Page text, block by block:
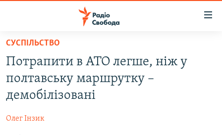
Перейти
основного
матеріалу
до
основної
ВСЕ ЗА ДОБУ
РОСІЙСЬКА «ФІЛЬТРАЦІЯ»
СУСПІЛЬСТВО
Потрапити в АТО легше, ніж у
полтавську маршрутку –
демобілізовані
Олег Інзик